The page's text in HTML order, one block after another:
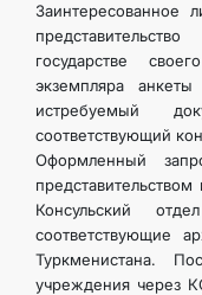
Заинтересованное
государстве
экземпляра
истребуемый
соответствующий
Оформленный
Консульский
соответствующие
Туркменистана.
учреждения через